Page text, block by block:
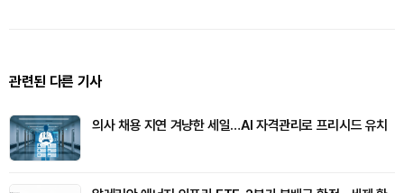
관련된 다른 기사
의사 채용 지연 겨냥한 세일…AI 자격관리로 프리시드 유치